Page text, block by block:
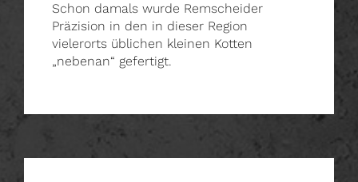
Schon damals wurde Remscheider
Präzision in den in dieser Region
vielerorts üblichen kleinen Kotten
„nebenan“ gefertigt.